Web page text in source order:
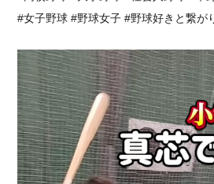
#女子野球 #野球女子 #野球好きと繋が